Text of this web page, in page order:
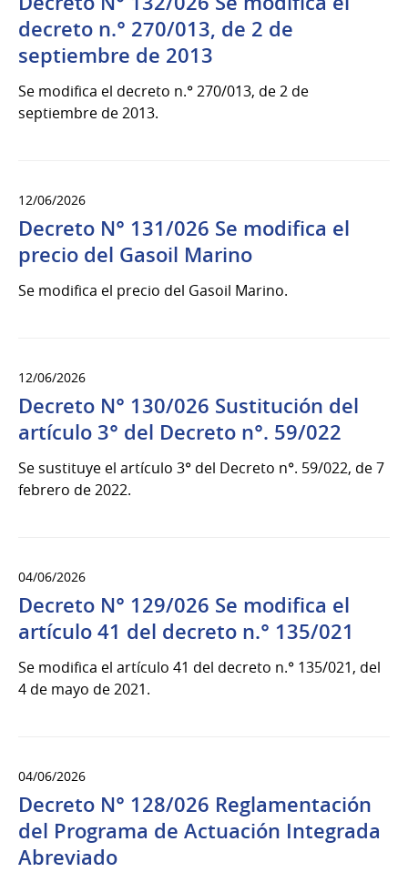
decreto n.° 270/013, de 2 de
septiembre de 2013
Se modifica el decreto n.° 270/013, de 2 de
septiembre de 2013.
12/06/2026
Decreto N° 131/026 Se modifica el
precio del Gasoil Marino
Se modifica el precio del Gasoil Marino.
12/06/2026
Decreto N° 130/026 Sustitución del
artículo 3° del Decreto n°. 59/022
Se sustituye el artículo 3° del Decreto n°. 59/022, de 7
febrero de 2022.
04/06/2026
Decreto N° 129/026 Se modifica el
artículo 41 del decreto n.° 135/021
Se modifica el artículo 41 del decreto n.° 135/021, del
4 de mayo de 2021.
04/06/2026
Decreto N° 128/026 Reglamentación
del Programa de Actuación Integrada
Abreviado